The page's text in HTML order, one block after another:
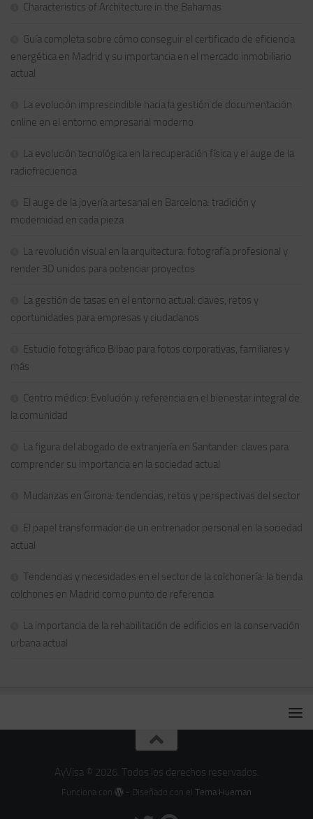
Characteristics of Architecture in the Bahamas
Guía completa sobre cómo conseguir el certificado de eficiencia
energética en Madrid y su importancia en el mercado inmobiliario
actual
La evolución imprescindible hacia la gestión de documentación
online en el entorno empresarial moderno
La evolución tecnológica en la recuperación física y el auge de la
radiofrecuencia
El auge de la joyería artesanal en Barcelona: tradición y
modernidad en cada pieza
La revolución visual en la arquitectura: fotografía profesional y
render 3D unidos para potenciar proyectos
La gestión de tasas en el entorno actual: claves, retos y
oportunidades para empresas y ciudadanos
Estudio fotográfico Bilbao para fotos corporativas, familiares y
más
Centro médico: Evolución y referencia en el bienestar integral de
la comunidad
La figura del abogado de extranjería en Santander: claves para
comprender su importancia en la sociedad actual
Mudanzas en Girona: tendencias, retos y perspectivas del sector
El papel transformador de un entrenador personal en la sociedad
actual
Tendencias y necesidades en el sector de la colchonería: la tienda
colchones en Madrid como punto de referencia
La importancia de la rehabilitación de edificios en la conservación
urbana actual
AyVisa © 2026. Todos los derechos reservados.
Funciona con - Diseñado con elTema Hueman